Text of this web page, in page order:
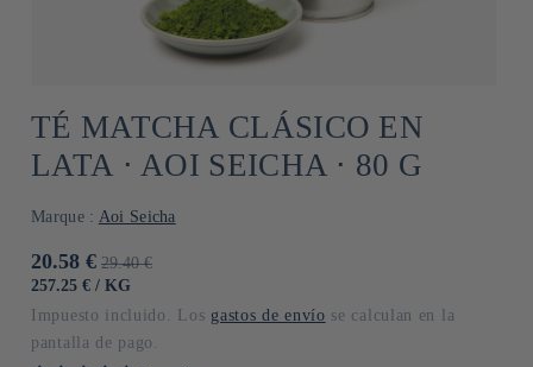
TÉ MATCHA CLÁSICO EN
LATA ⋅ AOI SEICHA ⋅ 80 G
Marque : Aoi Seicha
Precio
de
20.58 € Precio
habitual
29.40 €
PRECIO
257.25 € / POR
KG
Impuesto incluido. Los gastos de envío se calculan en la
pantalla de pago.